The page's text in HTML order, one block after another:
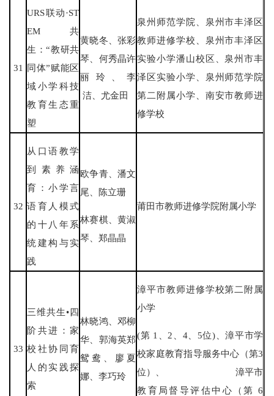
31
URS联动·ST
EM共
生：“教研共
同体”赋能区
域小学科技
教育生态重
塑
黄晓冬、张彩
琴、何秀晶许
丽玲、李
洁、尤金田
泉州师范学院、泉州市丰泽区
教师进修学校、泉州市丰泽区
实验小学潘山校区、泉州市丰
泽区实验小学、泉州师范学院
第二附属小学、南安市教师进
修学校
32
从口语教学
到素养涵
育：小学言
语育人模式
的十八年系
统建构与实
践
欧争青、潘文
尾、陈立珊
林赛棋、黄淑
琴、郑晶晶
莆田市教师进修学院附属小学
33
三维共生•四
阶共进：家
校社协同育
人的实践探
索
林晓鸿、邓柳
华、郭海英郑
鸳鸯、廖夏
娜、李巧玲
漳平市教师进修学校第二附属
小学
(第 1、2、4、5位)、漳平市学
校家庭教育指导服务中心（第3
位）、 漳平市
教育局督导评估中心（第 6